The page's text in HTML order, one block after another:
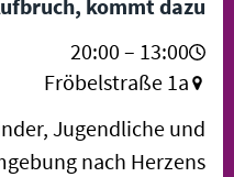
kommt dazu!
13:00 – 20:00
Fröbelstraße 1a
Jugendliche und
nach Herzens…